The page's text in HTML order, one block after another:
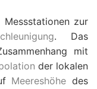
zur
. Das
mit
der lokalen
Meereshöhe des